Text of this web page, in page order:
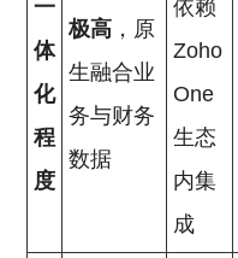
一
体
化
程
度
极高 ，原
生融合业
务与财务
数据
依赖
Zoho
One
生态
内集
成